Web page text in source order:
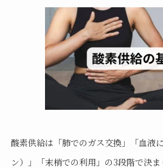
酸素供給は「肺でのガス交換」「血液
ン）」「末梢での利用」の3段階で決